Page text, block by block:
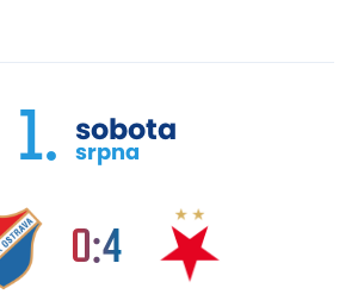
1. sobota
srpna
0:4